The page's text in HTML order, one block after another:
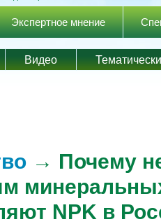
Экспертное мнение
Видео
→ Почему
NPK в